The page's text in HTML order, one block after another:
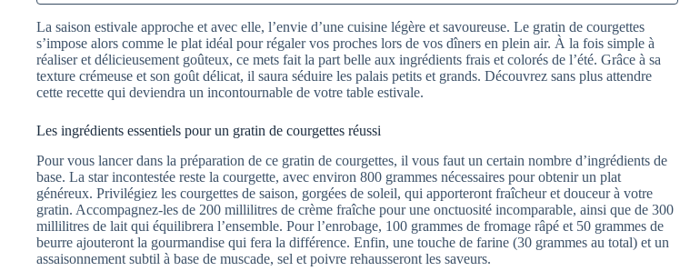
La saison estivale approche et avec elle, l’envie d’une cuisine légère et savoureuse. Le gratin de courgettes
s’impose alors comme le plat idéal pour régaler vos proches lors de vos dîners en plein air. À la fois simple à
réaliser et délicieusement goûteux, ce mets fait la part belle aux ingrédients frais et colorés de l’été. Grâce à sa
texture crémeuse et son goût délicat, il saura séduire les palais petits et grands. Découvrez sans plus attendre
cette recette qui deviendra un incontournable de votre table estivale.
Les ingrédients essentiels pour un gratin de courgettes réussi
Pour vous lancer dans la préparation de ce gratin de courgettes, il vous faut un certain nombre d’ingrédients de
base. La star incontestée reste la courgette, avec environ 800 grammes nécessaires pour obtenir un plat
généreux. Privilégiez les courgettes de saison, gorgées de soleil, qui apporteront fraîcheur et douceur à votre
gratin. Accompagnez-les de 200 millilitres de crème fraîche pour une onctuosité incomparable, ainsi que de 300
millilitres de lait qui équilibrera l’ensemble. Pour l’enrobage, 100 grammes de fromage râpé et 50 grammes de
beurre ajouteront la gourmandise qui fera la différence. Enfin, une touche de farine (30 grammes au total) et un
assaisonnement subtil à base de muscade, sel et poivre rehausseront les saveurs.